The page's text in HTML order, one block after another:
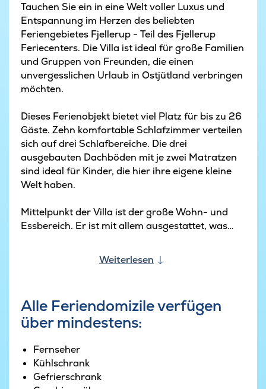
Tauchen Sie ein in eine Welt voller Luxus und
Entspannung im Herzen des beliebten
Feriengebietes Fjellerup - Teil des Fjellerup
Feriecenters. Die Villa ist ideal für große Familien
und Gruppen von Freunden, die einen
unvergesslichen Urlaub in Ostjütland verbringen
möchten.
Dieses Ferienobjekt bietet viel Platz für bis zu 26
Gäste. Zehn komfortable Schlafzimmer verteilen
sich auf drei Schlafbereiche. Die drei
ausgebauten Dachböden mit je zwei Matratzen
sind ideal für Kinder, die hier ihre eigene kleine
Welt haben.
Mittelpunkt der Villa ist der große Wohn- und
Essbereich. Er ist mit allem ausgestattet, was
zuzubereiten. Am Esstisch kann man gemeinsam
die Aktivitäten des Tages planen. Nach dem
Eine der größten Attraktionen des Hauses ist der
Erwachsene gleichermaßen ihren Spaß haben.
Er ist mit einem schönen Pool, einem luxuriösen
Whirlpool und einer Wasserrutsche
Weiterlesen
Alle Feriendomizile verfügen
über mindestens:
Fernseher
Kühlschrank
Gefrierschrank